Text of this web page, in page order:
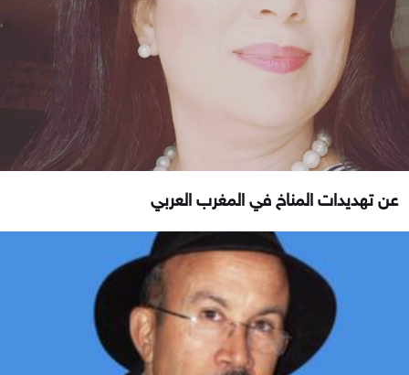
عن تهديدات المناخ في المغرب العربي